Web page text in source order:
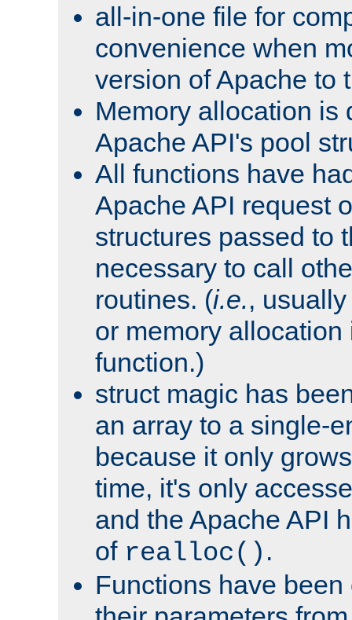
all-in-one file for
convenience when
version of Apache to
Memory allocation is
Apache API's pool
All functions have
Apache API request
structures passed to
necessary to call
routines. (i.e.,
or memory
function.)
struct magic has
an array to a single-
because it only
time, it's only
and the Apache API
of realloc() .
Functions have